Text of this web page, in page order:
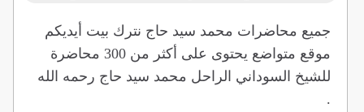
جميع محاضرات محمد سيد حاج نترك بيت أيديكم
موقع متواضع يحتوى على أكثر من 300 محاضرة
للشيخ السوداني الراحل محمد سيد حاج رحمه الله
.